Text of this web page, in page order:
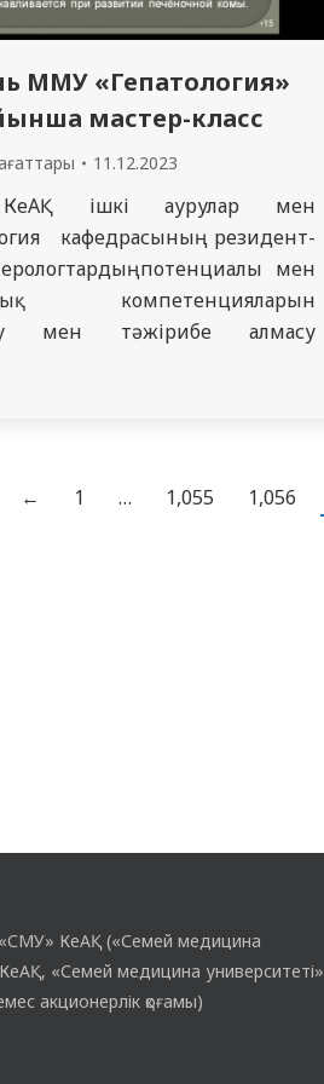
ММУ «Гепатология»
мастер-класс
11.12.2023
ішкі аурулар мен
кафедрасының резидент-
потенциалы мен
компетенцияларын
мен тәжірибе алмасу
04.12.2023 − 08.12.2023 жж.
кафедрасының
← 1 … 1,055 1,056
КеАҚ («Семей медицина
«Семей медицина университеті»
акционерлік қоғамы)